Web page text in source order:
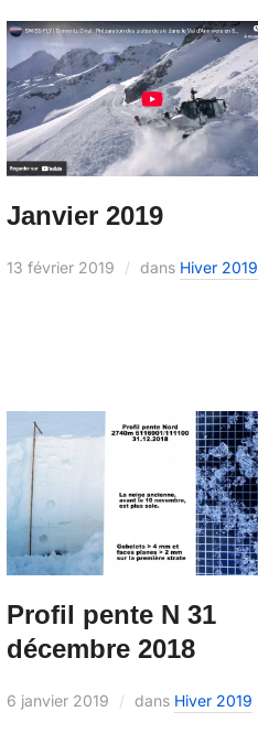
Janvier 2019
13 février 2019 dans Hiver 2019
Profil pente N 31
décembre 2018
6 janvier 2019 dans Hiver 2019